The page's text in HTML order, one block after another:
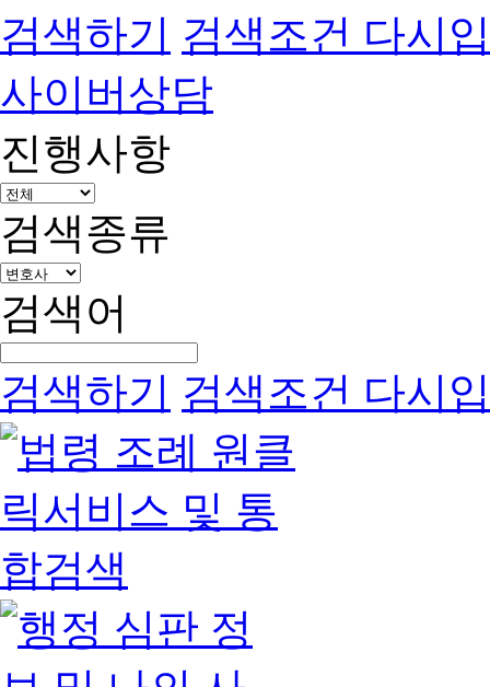
검색하기 검색조건 다시
사이버상담
진행사항
검색종류
검색어
검색하기 검색조건 다시